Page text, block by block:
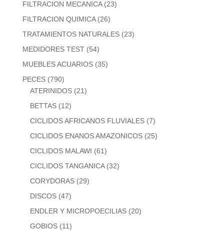
FILTRACION MECANICA (23)
FILTRACION QUIMICA (26)
TRATAMIENTOS NATURALES (23)
MEDIDORES TEST (54)
MUEBLES ACUARIOS (35)
PECES (790)
ATERINIDOS (21)
BETTAS (12)
CICLIDOS AFRICANOS FLUVIALES (7)
CICLIDOS ENANOS AMAZONICOS (25)
CICLIDOS MALAWI (61)
CICLIDOS TANGANICA (32)
CORYDORAS (29)
DISCOS (47)
ENDLER Y MICROPOECILIAS (20)
GOBIOS (11)